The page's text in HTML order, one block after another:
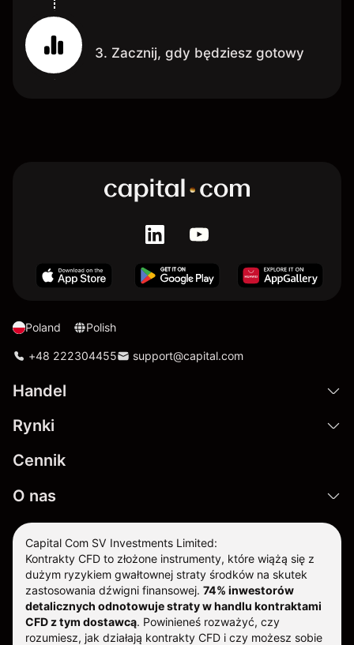
3. Zacznij, gdy będziesz gotowy
Poland Polish
+48 222304455 support@capital.com
Handel
Rynki
Cennik
O nas
Capital Com SV Investments Limited:
Kontrakty CFD to złożone instrumenty, które wiążą się z
dużym ryzykiem gwałtownej straty środków na skutek
zastosowania dźwigni finansowej. 74% inwestorów
detalicznych odnotowuje straty w handlu kontraktami
CFD z tym dostawcą. Powinieneś rozważyć, czy
rozumiesz, jak działają kontrakty CFD i czy możesz sobie